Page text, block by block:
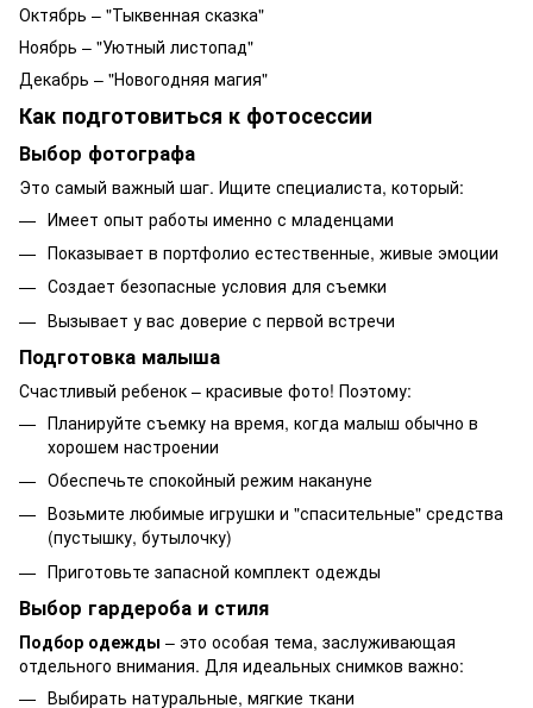
Октябрь – "Тыквенная сказка"
Ноябрь – "Уютный листопад"
Декабрь – "Новогодняя магия"
Как подготовиться к фотосессии
Выбор фотографа
Это самый важный шаг. Ищите специалиста, который:
Имеет опыт работы именно с младенцами
Показывает в портфолио естественные, живые эмоции
Создает безопасные условия для съемки
Вызывает у вас доверие с первой встречи
Подготовка малыша
Счастливый ребенок – красивые фото! Поэтому:
Планируйте съемку на время, когда малыш обычно в
хорошем настроении
Обеспечьте спокойный режим накануне
Возьмите любимые игрушки и "спасительные" средства
(пустышку, бутылочку)
Приготовьте запасной комплект одежды
Выбор гардероба и стиля
Подбор одежды – это особая тема, заслуживающая
отдельного внимания. Для идеальных снимков важно:
Выбирать натуральные, мягкие ткани